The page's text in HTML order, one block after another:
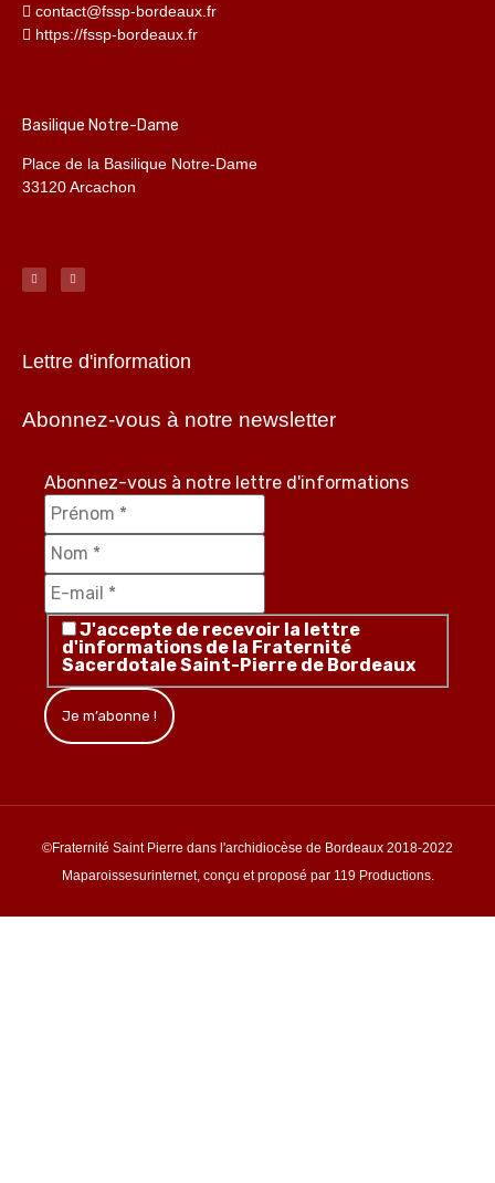
contact@fssp-bordeaux.fr
https://fssp-bordeaux.fr
Basilique Notre-Dame
Place de la Basilique Notre-Dame
33120 Arcachon
Lettre d'information
Abonnez-vous à notre newsletter
Abonnez-vous à notre lettre d'informations
J'accepte de recevoir la lettre
d'informations de la Fraternité
Sacerdotale Saint-Pierre de Bordeaux
©Fraternité Saint Pierre dans l'archidiocèse de Bordeaux 2018-2022
Maparoissesurinternet, conçu et proposé par 119 Productions.